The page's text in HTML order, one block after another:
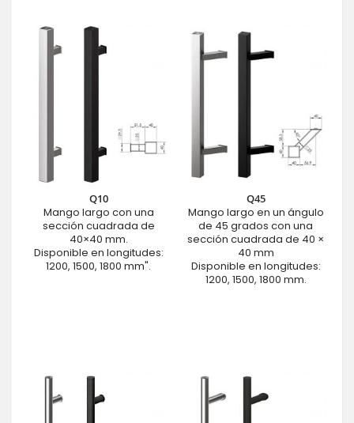
Q10
Mango largo con una
sección cuadrada de
40×40 mm.
Disponible en longitudes:
1200, 1500, 1800 mm".
Q45
Mango largo en un ángulo
de 45 grados con una
sección cuadrada de 40 ×
40 mm
Disponible en longitudes:
1200, 1500, 1800 mm.